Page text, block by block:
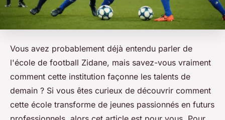
Vous avez probablement déjà entendu parler de
l'école de football Zidane, mais savez-vous vraiment
comment cette institution façonne les talents de
demain ? Si vous êtes curieux de découvrir comment
cette école transforme de jeunes passionnés en futurs